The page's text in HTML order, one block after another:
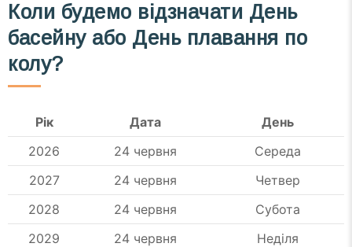
Коли будемо відзначати День
басейну або День плавання по
колу?
Рік Дата
День
2026
24 червня
Середа
2027
24 червня
Четвер
2028
24 червня
Субота
2029
24 червня
Неділя